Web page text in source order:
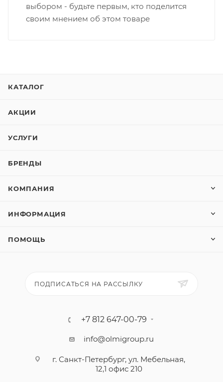
выбором - будьте первым, кто поделится
своим мнением об этом товаре
КАТАЛОГ
АКЦИИ
УСЛУГИ
БРЕНДЫ
КОМПАНИЯ
ИНФОРМАЦИЯ
ПОМОЩЬ
ПОДПИСАТЬСЯ НА РАССЫЛКУ
+7 812 647-00-79
info@olmigroup.ru
г. Санкт-Петербург, ул. Мебельная,
12,1 офис 210